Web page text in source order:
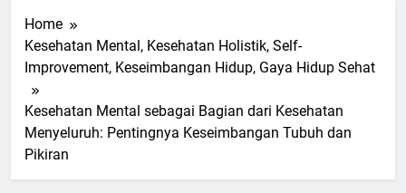
Home
Kesehatan Mental, Kesehatan Holistik, Self-
Improvement, Keseimbangan Hidup, Gaya Hidup Sehat
Kesehatan Mental sebagai Bagian dari Kesehatan
Menyeluruh: Pentingnya Keseimbangan Tubuh dan
Pikiran